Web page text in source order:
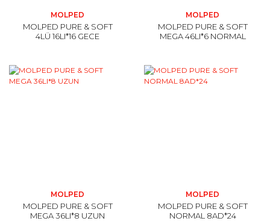
MOLPED
MOLPED PURE & SOFT
4LÜ 16LI*16 GECE
MOLPED
MOLPED PURE & SOFT
MEGA 46LI*6 NORMAL
MOLPED
MOLPED PURE & SOFT
MEGA 36LI*8 UZUN
MOLPED
MOLPED PURE & SOFT
NORMAL 8AD*24